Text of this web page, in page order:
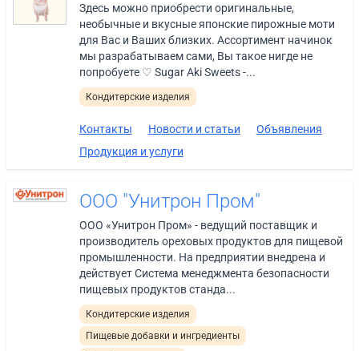
Здесь можно приобрести оригинальные,
необычные и вкусные японские пирожные моти
для Вас и Ваших близких. Ассортимент начинок
мы разрабатываем сами, Вы такое нигде не
попробуете ♡ Sugar Aki Sweets -...
Кондитерские изделия
Контакты Новости и статьи
Объявления
Продукция и услуги
ООО "Унитрон Пром"
ООО «Унитрон Пром» - ведущий поставщик и
производитель ореховых продуктов для пищевой
промышленности. На предприятии внедрена и
действует Система менеджмента безопасности
пищевых продуктов станда...
Кондитерские изделия
Пищевые добавки и ингредиенты